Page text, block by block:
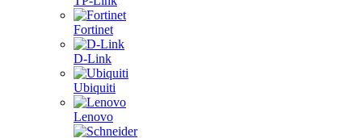
Fortinet
D-Link
Ubiquiti
Lenovo